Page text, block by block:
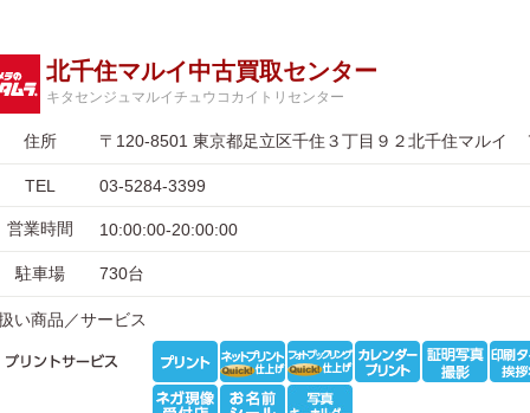
北千住マルイ中古買取センター
キタセンジュマルイチュウコカイトリセンター
住所 〒120-8501 東京都足立区千住３丁目９２北千住マルイ
TEL 03-5284-3399
営業時間 10:00:00-20:00:00
駐車場 730台
い商品／サービス